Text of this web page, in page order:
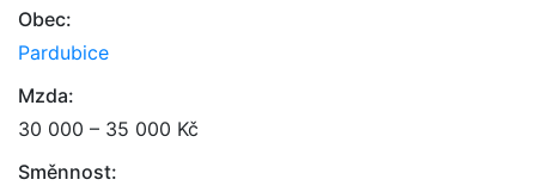
Obec:
Pardubice
Mzda:
30 000 – 35 000 Kč
Směnnost: